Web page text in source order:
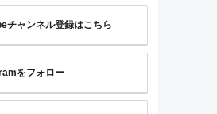
チャンネル登録はこちら
をフォロー